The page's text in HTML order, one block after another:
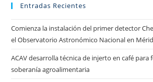
Entradas Recientes
Comienza la instalación del primer detector
el Observatorio Astronómico Nacional en
ACAV desarrolla técnica de injerto en café para
soberanía agroalimentaria